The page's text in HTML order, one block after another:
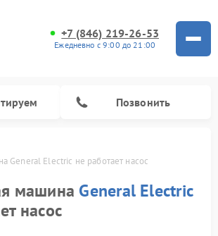
+7 (846) 219-26-53
Ежедневно с 9:00 до 21:00
Позвонить
General Electric не работает насос
машина General Electric
насос